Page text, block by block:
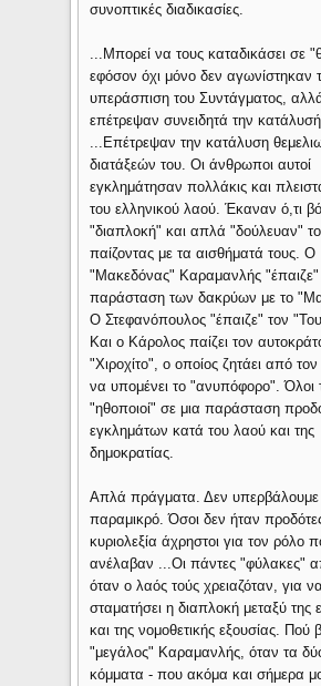
συνοπτικές διαδικασίες.
...Μπορεί να τους καταδικάσει σε
εφόσον όχι μόνο δεν αγωνίστηκαν
υπεράσπιση του Συντάγματος,
επέτρεψαν συνειδητά την
...Επέτρεψαν την κατάλυση
διατάξεών του. Οι άνθρωποι αυτοί
εγκλημάτησαν πολλάκις και
του ελληνικού λαού. Έκαναν ό,τι
"διαπλοκή" και απλά "δούλευαν"
παίζοντας με τα αισθήματά τους. Ο
"Μακεδόνας" Καραμανλής "έπαιζε"
παράσταση των δακρύων με το
Ο Στεφανόπουλος "έπαιζε" τον
Και ο Κάρολος παίζει τον
"Χιροχίτο", ο οποίος ζητάει από
να υπομένει το "ανυπόφορο". Όλοι
"ηθοποιοί" σε μια παράσταση
εγκλημάτων κατά του λαού και της
δημοκρατίας.
Απλά πράγματα. Δεν υπερβάλουμε
παραμικρό. Όσοι δεν ήταν
κυριολεξία άχρηστοι για τον ρόλο
ανέλαβαν ...Οι πάντες "φύλακες"
όταν ο λαός τούς χρειαζόταν, για να
σταματήσει η διαπλοκή μεταξύ της
και της νομοθετικής εξουσίας. Πού
"μεγάλος" Καραμανλής, όταν τα
κόμματα - που ακόμα και σήμερα